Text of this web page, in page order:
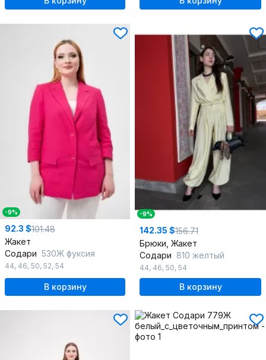
-9%
92.3 $101.48
Жакет
Содари 530Ж фуксия
44, 46, 50, 52, 54
В корзину
-9%
142.35 $156.71
Брюки, Жакет
Содари 810 желтый
44, 46, 50, 54
В корзину